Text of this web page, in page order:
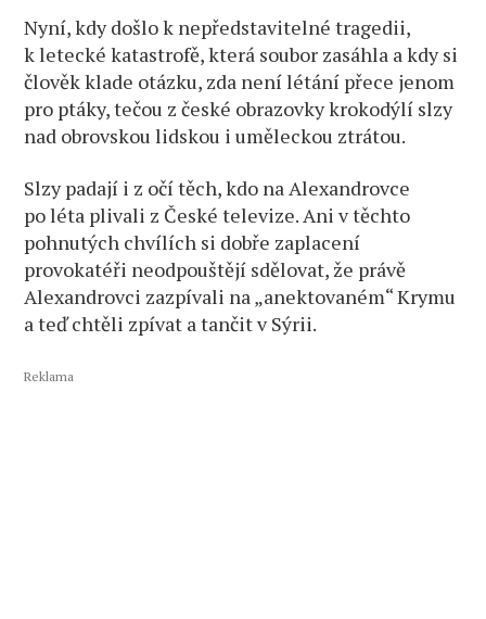
Nyní, kdy došlo k nepředstavitelné tragedii,
k letecké katastrofě, která soubor zasáhla a kdy si
člověk klade otázku, zda není létání přece jenom
pro ptáky, tečou z české obrazovky krokodýlí slzy
nad obrovskou lidskou i uměleckou ztrátou.
Slzy padají i z očí těch, kdo na Alexandrovce
po léta plivali z České televize. Ani v těchto
pohnutých chvílích si dobře zaplacení
provokatéři neodpouštějí sdělovat, že právě
Alexandrovci zazpívali na „anektovaném“ Krymu
a teď chtěli zpívat a tančit v Sýrii.
Reklama